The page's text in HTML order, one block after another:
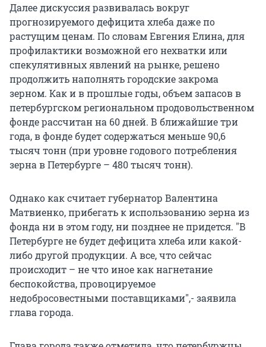
Далее дискуссия развивалась вокруг
прогнозируемого дефицита хлеба даже по
растущим ценам. По словам Евгения Елина, для
профилактики возможной его нехватки или
спекулятивных явлений на рынке, решено
продолжить наполнять городские закрома
зерном. Как и в прошлые годы, объем запасов в
петербургском региональном продовольственном
фонде рассчитан на 60 дней. В ближайшие три
года, в фонде будет содержаться меньше 90,6
тысяч тонн (при уровне годового потребления
зерна в Петербурге – 480 тысяч тонн).
Однако как считает губернатор Валентина
Матвиенко, прибегать к использованию зерна из
фонда ни в этом году, ни позднее не придется. "В
Петербурге не будет дефицита хлеба или какой-
либо другой продукции. А все, что сейчас
происходит – не что иное как нагнетание
беспокойства, провоцируемое
недобросовестными поставщиками",- заявила
глава города.